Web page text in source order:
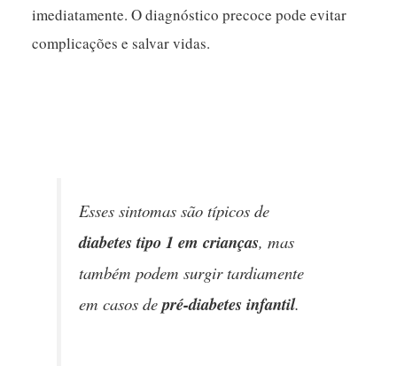
imediatamente. O diagnóstico precoce pode evitar
complicações e salvar vidas.
Esses sintomas são típicos de
diabetes tipo 1 em crianças, mas
também podem surgir tardiamente
em casos depré-diabetes infantil.